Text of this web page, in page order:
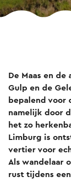
De Maas en
Gulp en de
bepalend voor
namelijk door
het zo
Limburg is
vertier voor
Als wandelaar
rust tijdens